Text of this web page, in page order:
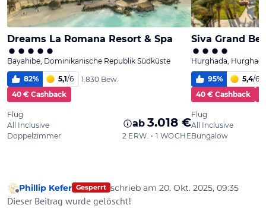
Offline
Phillip Kefer Gesperrt schrieb am 20. Okt. 2025, 09:35
zuletzt editiert von
Dieser Beitrag wurde gelöscht!